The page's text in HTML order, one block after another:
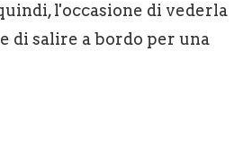
l'occasione di vederla
di salire a bordo per una